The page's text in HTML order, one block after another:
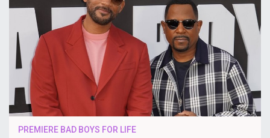
PREMIERE BAD BOYS FOR LIFE